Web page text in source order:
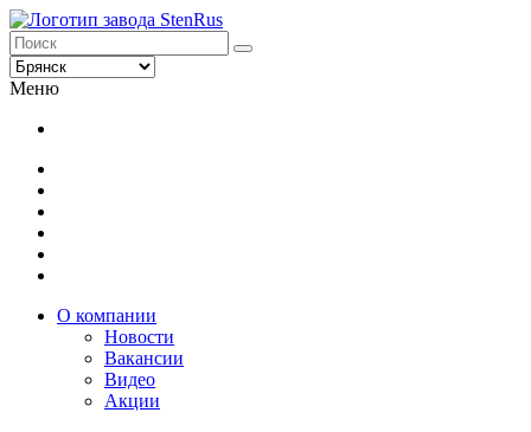
Меню
О компании
Новости
Вакансии
Видео
Акции